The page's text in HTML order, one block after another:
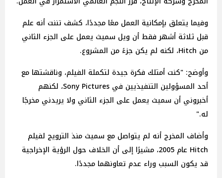
وفيما يتعلق بإمكانية العمل معًا مجددًا، كشف تننت أنه علم
قبل ثلاثة أشهر فقط أن ويل سميث يعمل على الجزء الثاني
من Hitch، لكنه لم يكن جزءً من المشروع.
وأوضح: "كنت أمتلك فكرة جيدة لتكملة الفيلم، وناقشتها مع
أحد المسؤولين التنفيذيين في Sony Pictures، لكنهم
أخبروني أن سميث يعمل على الجزء الثاني ولا يريدني مخرجًا
له."
وأضاف المخرج أنه لم يتواصل مع سميث منذ الترويج لفيلم
Hitch عام 2005، مشيرًا إلى أن الخلاف حول الرؤية الإخراجية
قد يكون السبب وراء عدم تعاونهما مجددًا.